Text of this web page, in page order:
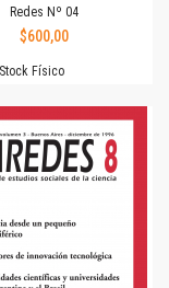
Redes Nº 04
$600,00
Físico